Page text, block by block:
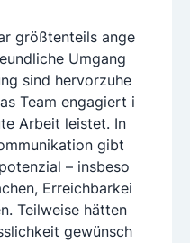
größtenteils ange
Umgang
sind hervorzuhe
Team engagiert i
Arbeit leistet. In
gibt
– insbeso
Erreichbarkei
Teilweise hätten
gewünsch